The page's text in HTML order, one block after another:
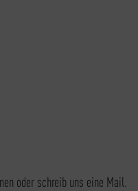
oder schreib uns eine Mail.